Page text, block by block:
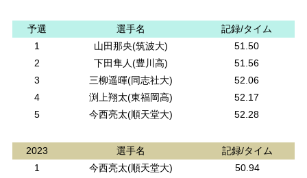
予選 選手名
記録/タイム
1
山田那央(筑波大)
51.50
2
下田隼人(豊川高)
51.56
3
三柳遥暉(同志社大)
52.06
4
渕上翔太(東福岡高)
52.17
5
今西亮太(順天堂大) 52.28
2023 選手名
記録/タイム
1
今西亮太(順天堂大)
50.94